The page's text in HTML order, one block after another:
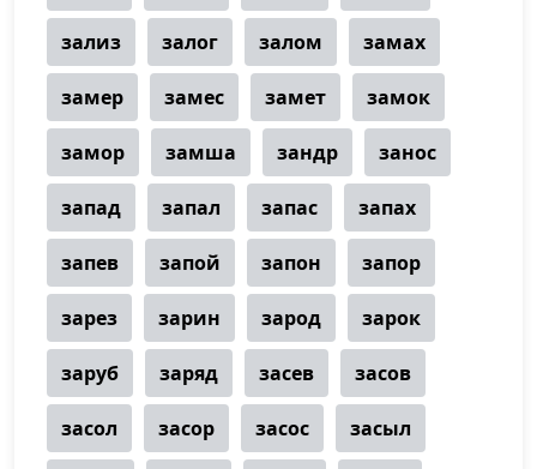
зализ залог залом замах
замер замес замет замок
замор замша зандр занос
запад запал запас запах
запев запой запон запор
зарез зарин зарод зарок
заруб заряд засев засов
засол засор засос засыл